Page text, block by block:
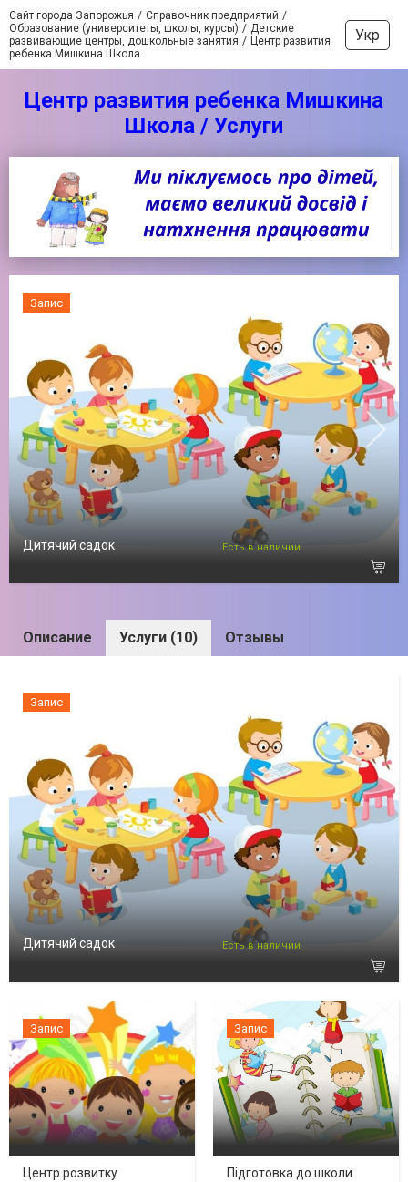
Сайт города Запорожья
Справочник предприятий
Образование (университеты, школы, курсы)
Детские
развивающие центры, дошкольные занятия
Центр развития
ребенка Мишкина Школа
Укр
Центр развития ребенка Мишкина
Школа / Услуги
Запис
Дитячий садок Есть в наличии
Описание Услуги (10) Отзывы
Запис
Дитячий садок Есть в наличии
Запис
Центр розвитку
Запис
Підготовка до школи